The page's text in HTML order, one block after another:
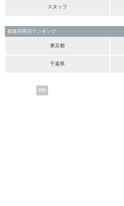
スタッフ
都道府県別ランキング
東京都
千葉県
PR